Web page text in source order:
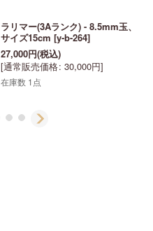
ラリマー(3Aランク) - 8.5mm玉、
サイズ15cm [y-b-264]
27,000円(税込)
[通常販売価格: 30,000円]
在庫数 1点